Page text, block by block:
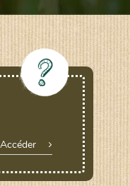
Accéder